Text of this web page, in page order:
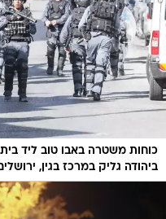
כוחות משטרה באבו טוב ליד
ביהודה גליק במרכז בגין, ירושלים